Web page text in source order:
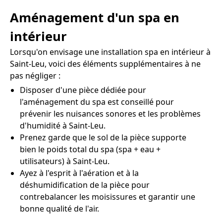
Aménagement d'un spa en
intérieur
Lorsqu'on envisage une installation spa en intérieur à
Saint-Leu, voici des éléments supplémentaires à ne
pas négliger :
Disposer d'une pièce dédiée pour
l'aménagement du spa est conseillé pour
prévenir les nuisances sonores et les problèmes
d'humidité à Saint-Leu.
Prenez garde que le sol de la pièce supporte
bien le poids total du spa (spa + eau +
utilisateurs) à Saint-Leu.
Ayez à l'esprit à l'aération et à la
déshumidification de la pièce pour
contrebalancer les moisissures et garantir une
bonne qualité de l'air.